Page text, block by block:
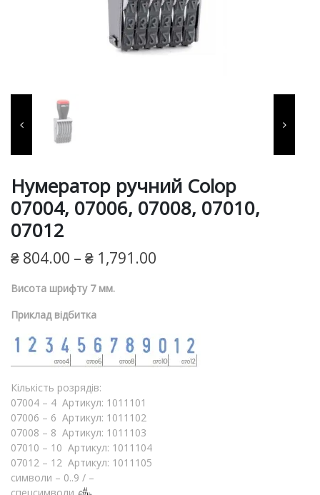
бухгалтерськими термінами,
штемпельні подушки та
для виготовлення печаток
та штампів, продукція для
пломбування.
Нумератор ручний Colop
07004, 07006, 07008, 07010,
07012
₴ 804.00 – ₴ 1,791.00
Висота шрифту 7 мм.
Приклад відбитка
Кількість розрядів:
07004 – 4 Артикул: 1011101
07006 – 6 Артикул: 1011102
07008 – 8 Артикул: 1011103
07010 – 10 Артикул: 1011104
07012 – 12 Артикул: 1011105
символи – 0..9 / –
спецсимволи